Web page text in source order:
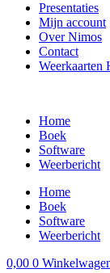
Presentaties
Mijn account
Over Nimos
Contact
Weerkaarten
Home
Boek
Software
Weerbericht
Home
Boek
Software
Weerbericht
0,00 0